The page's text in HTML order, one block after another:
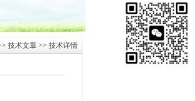
技术文章>> 技术详情